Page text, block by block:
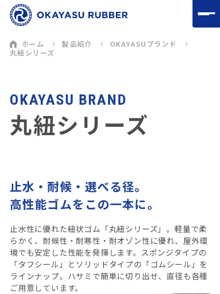
ホーム 製品紹介
OKAYASUブランド
丸紐シリーズ
OKAYASU BRAND
丸紐シリーズ
止水・耐候・選べる径。
高性能ゴムをこの一本に。
止水性に優れた紐状ゴム「丸紐シリーズ」。軽量で柔
らかく、耐候性・耐寒性・耐オゾン性に優れ、屋外環
境でも安定した性能を発揮します。スポンジタイプの
「タフシール」とソリッドタイプの「ゴムシール」を
ラインナップ。ハサミで簡単に切り出せ、直径も各種
ご用意しています。